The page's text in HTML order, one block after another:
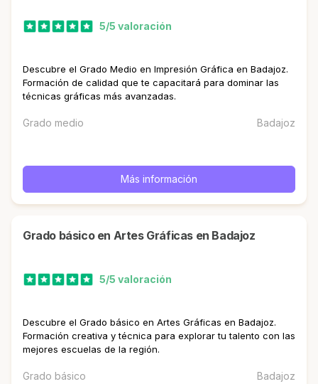
5/5 valoración
Descubre el Grado Medio en Impresión Gráfica en Badajoz.
Formación de calidad que te capacitará para dominar las
técnicas gráficas más avanzadas.
Grado medio Badajoz
Más información
Grado básico en Artes Gráficas en Badajoz
5/5 valoración
Descubre el Grado básico en Artes Gráficas en Badajoz.
Formación creativa y técnica para explorar tu talento con las
mejores escuelas de la región.
Grado básico Badajoz